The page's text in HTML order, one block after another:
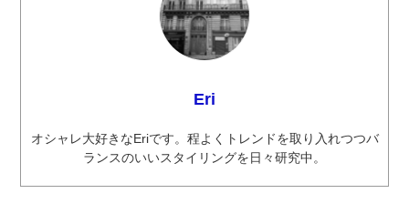
Eri
オシャレ大好きなEriです。程よくトレンドを取り入れつつバ
ランスのいいスタイリングを日々研究中。